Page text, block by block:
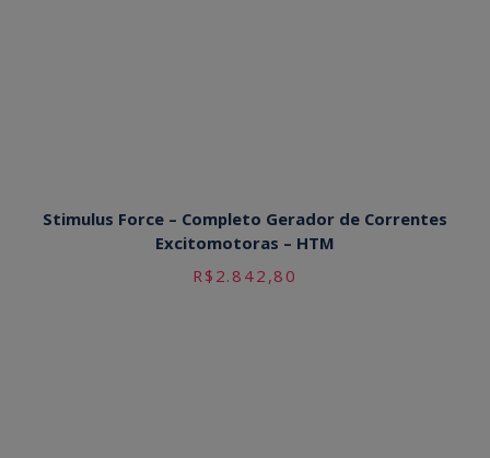
Stimulus Force – Completo Gerador de Correntes
Excitomotoras – HTM
R$ 2.842,80